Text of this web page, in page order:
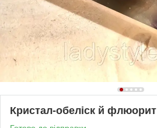
Кристал-обеліск й флюорит